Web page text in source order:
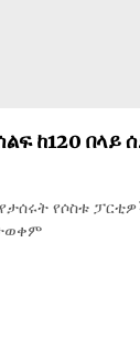
ከ120 በላይ
የሶስቱ